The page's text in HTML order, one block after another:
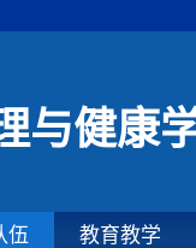
与健康
伍 教育教学